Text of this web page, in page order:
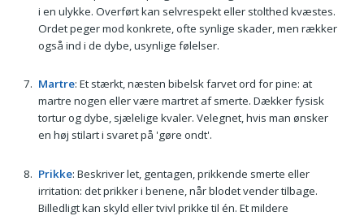
i en ulykke. Overført kan selvrespekt eller stolthed kvæstes.
Ordet peger mod konkrete, ofte synlige skader, men rækker
også ind i de dybe, usynlige følelser.
Martre: Et stærkt, næsten bibelsk farvet ord for pine: at
martre nogen eller være martret af smerte. Dækker fysisk
tortur og dybe, sjælelige kvaler. Velegnet, hvis man ønsker
en høj stilart i svaret på 'gøre ondt'.
Prikke: Beskriver let, gentagen, prikkende smerte eller
irritation: det prikker i benene, når blodet vender tilbage.
Billedligt kan skyld eller tvivl prikke til én. Et mildere